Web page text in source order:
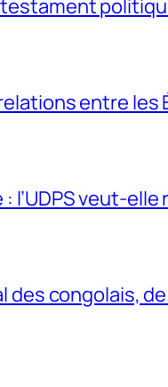
testament
entre les
veut-elle
congolais,